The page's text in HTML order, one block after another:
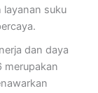
suku
dan daya
merupakan